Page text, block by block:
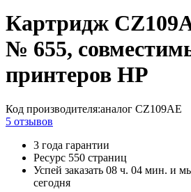
Картридж
№ 655,
принтеров HP
Код производителя:аналог CZ109AE
5 отзывов
3 года гарантии
Ресурс 550 страниц
Успей заказать 08 ч. 04 мин. и
сегодня